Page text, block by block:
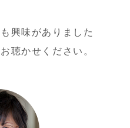
興味がありました
聴かせください。